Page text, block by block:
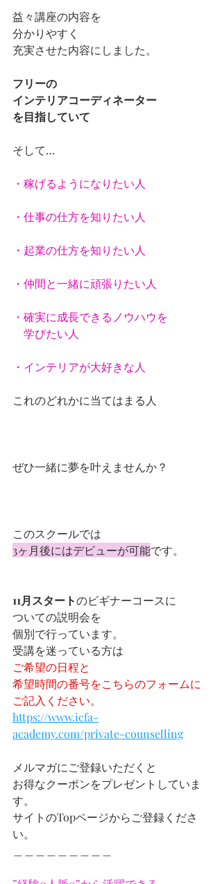
益々講座の内容を
分かりやすく
充実させた内容にしました。
フリーの
インテリアコーディネーター
を目指していて
そして…
・稼げるようになりたい人
・仕事の仕方を知りたい人
・起業の仕方を知りたい人
・仲間と一緒に頑張りたい人
・確実に成長できるノウハウを
学びたい人
・インテリアが大好きな人
これのどれかに当てはまる人
ぜひ一緒に夢を叶えませんか？
このスクールでは
3ヶ月後にはデビューが可能です。
11月スタートのビギナーコースに
ついての説明会を
個別で行っています。
受講を迷っている方は
ご希望の日程と
希望時間の番号をこちらのフォームに
ご記入ください。
https://www.icfa-
academy.com/private-counselling
メルマガにご登録いただくと
お得なクーポンをプレゼントしていま
す。
サイトのTopページからご登録くださ
い。